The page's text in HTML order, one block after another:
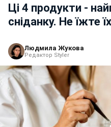
Ці 4 продукти -
сніданку. Не їжте
Людмила Жукова
Редактор Styler